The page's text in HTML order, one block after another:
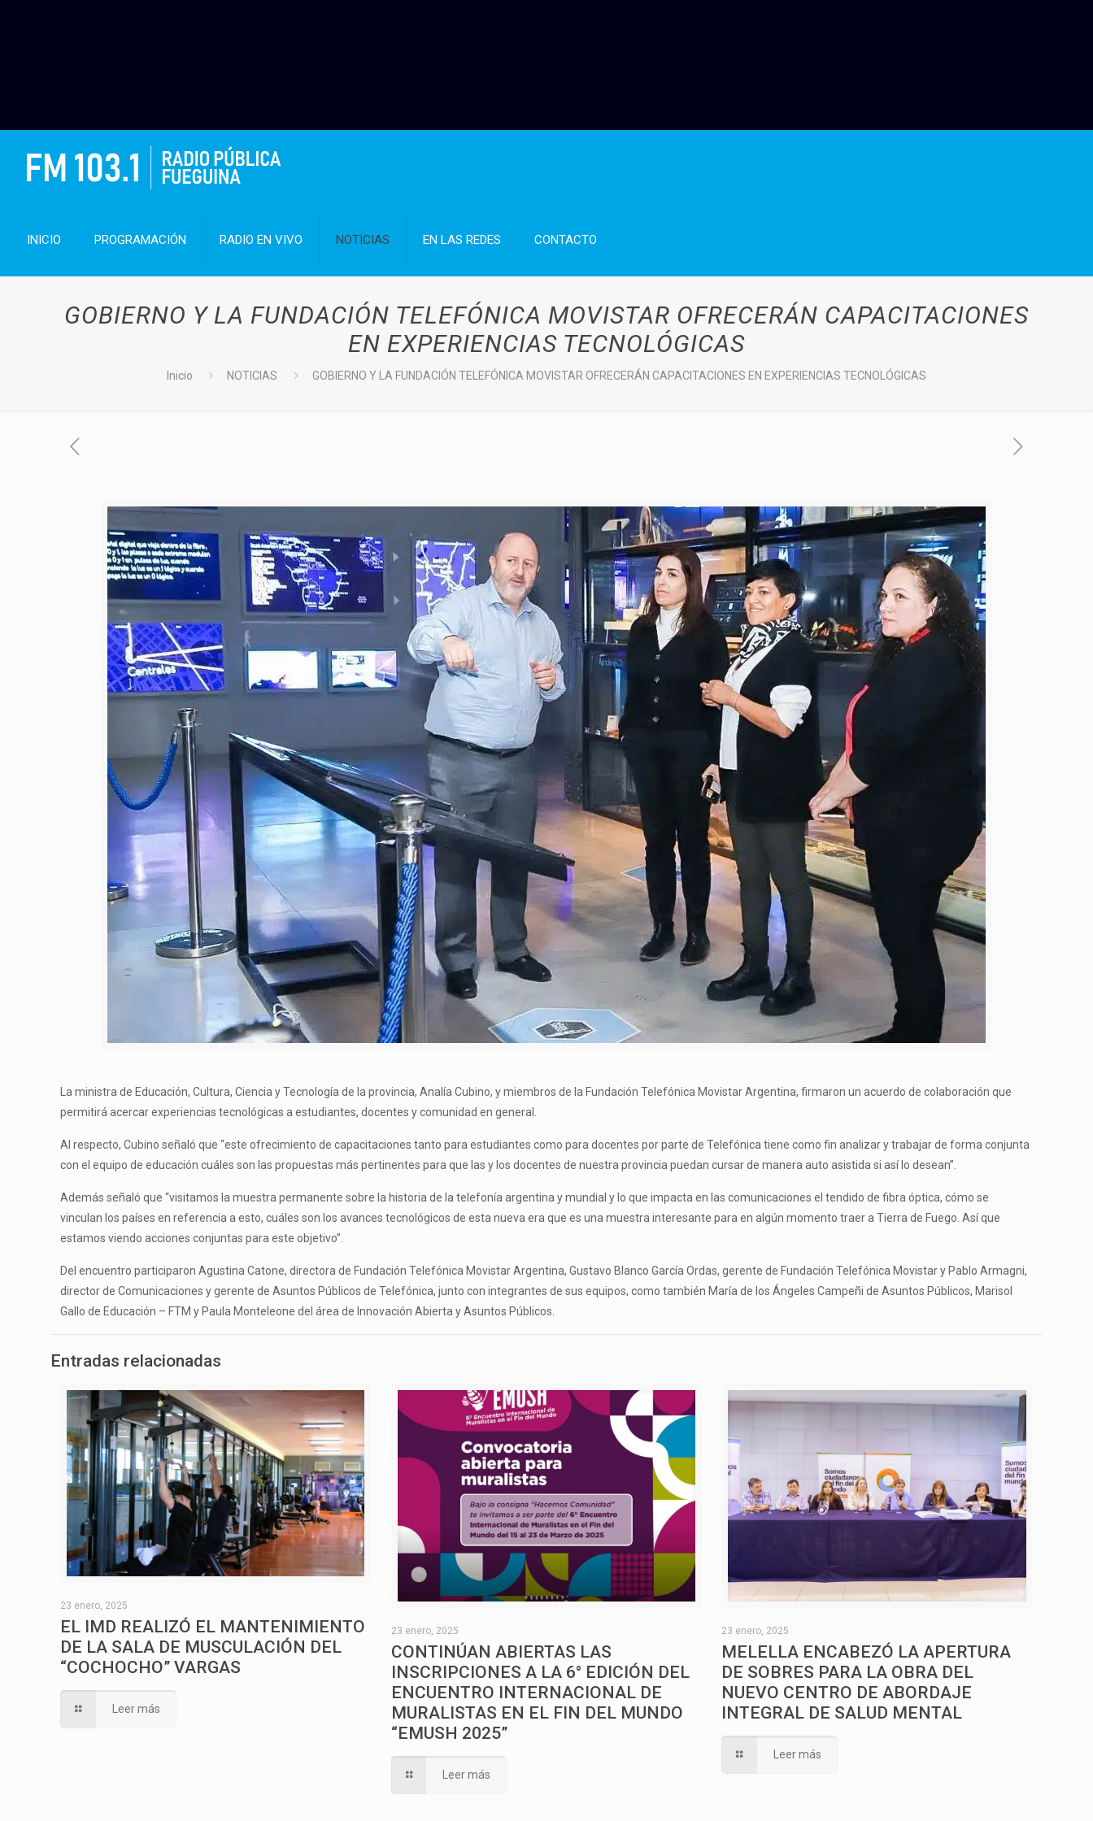
INICIO PROGRAMACIÓN RADIO EN VIVO NOTICIAS EN LAS REDES CONTACTO
GOBIERNO Y LA FUNDACIÓN TELEFÓNICA MOVISTAR OFRECERÁN CAPACITACIONES
EN EXPERIENCIAS TECNOLÓGICAS
Inicio NOTICIAS GOBIERNO Y LA FUNDACIÓN TELEFÓNICA MOVISTAR OFRECERÁN CAPACITACIONES EN EXPERIENCIAS TECNOLÓGICAS
La ministra de Educación, Cultura, Ciencia y Tecnología de la provincia, Analía Cubino, y miembros de la Fundación Telefónica Movistar Argentina, firmaron un acuerdo de colaboración que
permitirá acercar experiencias tecnológicas a estudiantes, docentes y comunidad en general.
Al respecto, Cubino señaló que “este ofrecimiento de capacitaciones tanto para estudiantes como para docentes por parte de Telefónica tiene como fin analizar y trabajar de forma conjunta
con el equipo de educación cuáles son las propuestas más pertinentes para que las y los docentes de nuestra provincia puedan cursar de manera auto asistida si así lo desean”.
Además señaló que “visitamos la muestra permanente sobre la historia de la telefonía argentina y mundial y lo que impacta en las comunicaciones el tendido de fibra óptica, cómo se
vinculan los países en referencia a esto, cuáles son los avances tecnológicos de esta nueva era que es una muestra interesante para en algún momento traer a Tierra de Fuego. Así que
estamos viendo acciones conjuntas para este objetivo”.
Del encuentro participaron Agustina Catone, directora de Fundación Telefónica Movistar Argentina, Gustavo Blanco García Ordas, gerente de Fundación Telefónica Movistar y Pablo Armagni,
director de Comunicaciones y gerente de Asuntos Públicos de Telefónica, junto con integrantes de sus equipos, como también María de los Ángeles Campeñi de Asuntos Públicos, Marisol
Gallo de Educación – FTM y Paula Monteleone del área de Innovación Abierta y Asuntos Públicos.
Entradas relacionadas
23 enero, 2025
EL IMD REALIZÓ EL MANTENIMIENTO
DE LA SALA DE MUSCULACIÓN DEL
“COCHOCHO” VARGAS
Leer más
23 enero, 2025
CONTINÚAN ABIERTAS LAS
INSCRIPCIONES A LA 6° EDICIÓN DEL
ENCUENTRO INTERNACIONAL DE
MURALISTAS EN EL FIN DEL MUNDO
“EMUSH 2025”
Leer más
23 enero, 2025
MELELLA ENCABEZÓ LA APERTURA
DE SOBRES PARA LA OBRA DEL
NUEVO CENTRO DE ABORDAJE
INTEGRAL DE SALUD MENTAL
Leer más